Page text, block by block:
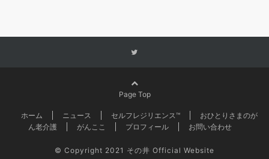
Page Top
ホーム ニュース セルフレジリエンス™
おひとりさまのが
ん老介護
がんここ プロフィール お問い合わせ
© Copyright 2021 その井 Official Website